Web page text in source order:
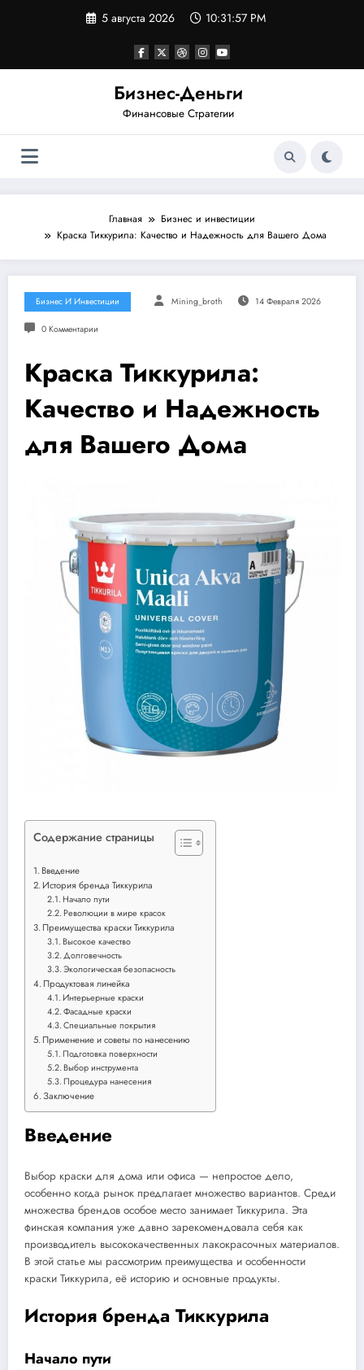
5 августа 2026 10:31:57 PM
Бизнес-Деньги
Финансовые Стратегии
Главная
Бизнес и инвестиции
Краска Тиккурила: Качество и Надежность для Вашего Дома
Бизнес И Инвестиции Mining_broth 14 Февраля 2026
0 Комментарии
Краска Тиккурила:
Качество и Надежность
для Вашего Дома
Содержание страницы
Введение
История бренда Тиккурила
Начало пути
Революции в мире красок
Преимущества краски Тиккурила
Высокое качество
Долговечность
Экологическая безопасность
Продуктовая линейка
Интерьерные краски
Фасадные краски
Специальные покрытия
Применение и советы по нанесению
Подготовка поверхности
Выбор инструмента
Процедура нанесения
Заключение
Введение
Выбор краски для дома или офиса — непростое дело,
особенно когда рынок предлагает множество вариантов. Среди
множества брендов особое место занимает Тиккурила. Эта
финская компания уже давно зарекомендовала себя как
производитель высококачественных лакокрасочных материалов.
В этой статье мы рассмотрим преимущества и особенности
краски Тиккурила, её историю и основные продукты.
История бренда Тиккурила
Начало пути